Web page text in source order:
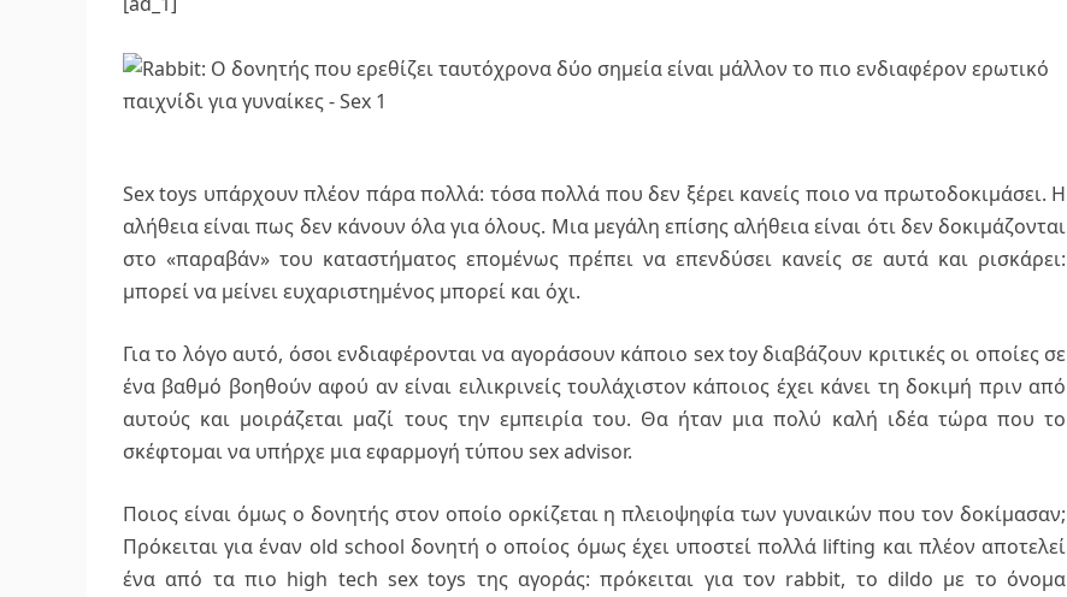
Sex toys υπάρχουν πλέον πάρα πολλά: τόσα πολλά που δεν ξέρει κανείς ποιο να πρωτοδοκιμάσει. Η
αλήθεια είναι πως δεν κάνουν όλα για όλους. Μια μεγάλη επίσης αλήθεια είναι ότι δεν δοκιμάζονται
στο «παραβάν» του καταστήματος επομένως πρέπει να επενδύσει κανείς σε αυτά και ρισκάρει:
μπορεί να μείνει ευχαριστημένος μπορεί και όχι.
Για το λόγο αυτό, όσοι ενδιαφέρονται να αγοράσουν κάποιο sex toy διαβάζουν κριτικές οι οποίες σε
ένα βαθμό βοηθούν αφού αν είναι ειλικρινείς τουλάχιστον κάποιος έχει κάνει τη δοκιμή πριν από
αυτούς και μοιράζεται μαζί τους την εμπειρία του. Θα ήταν μια πολύ καλή ιδέα τώρα που το
σκέφτομαι να υπήρχε μια εφαρμογή τύπου sex advisor.
Ποιος είναι όμως ο δονητής στον οποίο ορκίζεται η πλειοψηφία των γυναικών που τον δοκίμασαν;
Πρόκειται για έναν old school δονητή ο οποίος όμως έχει υποστεί πολλά lifting και πλέον αποτελεί
ένα από τα πιο high tech sex toys της αγοράς: πρόκειται για τον rabbit, το dildo με το όνομα